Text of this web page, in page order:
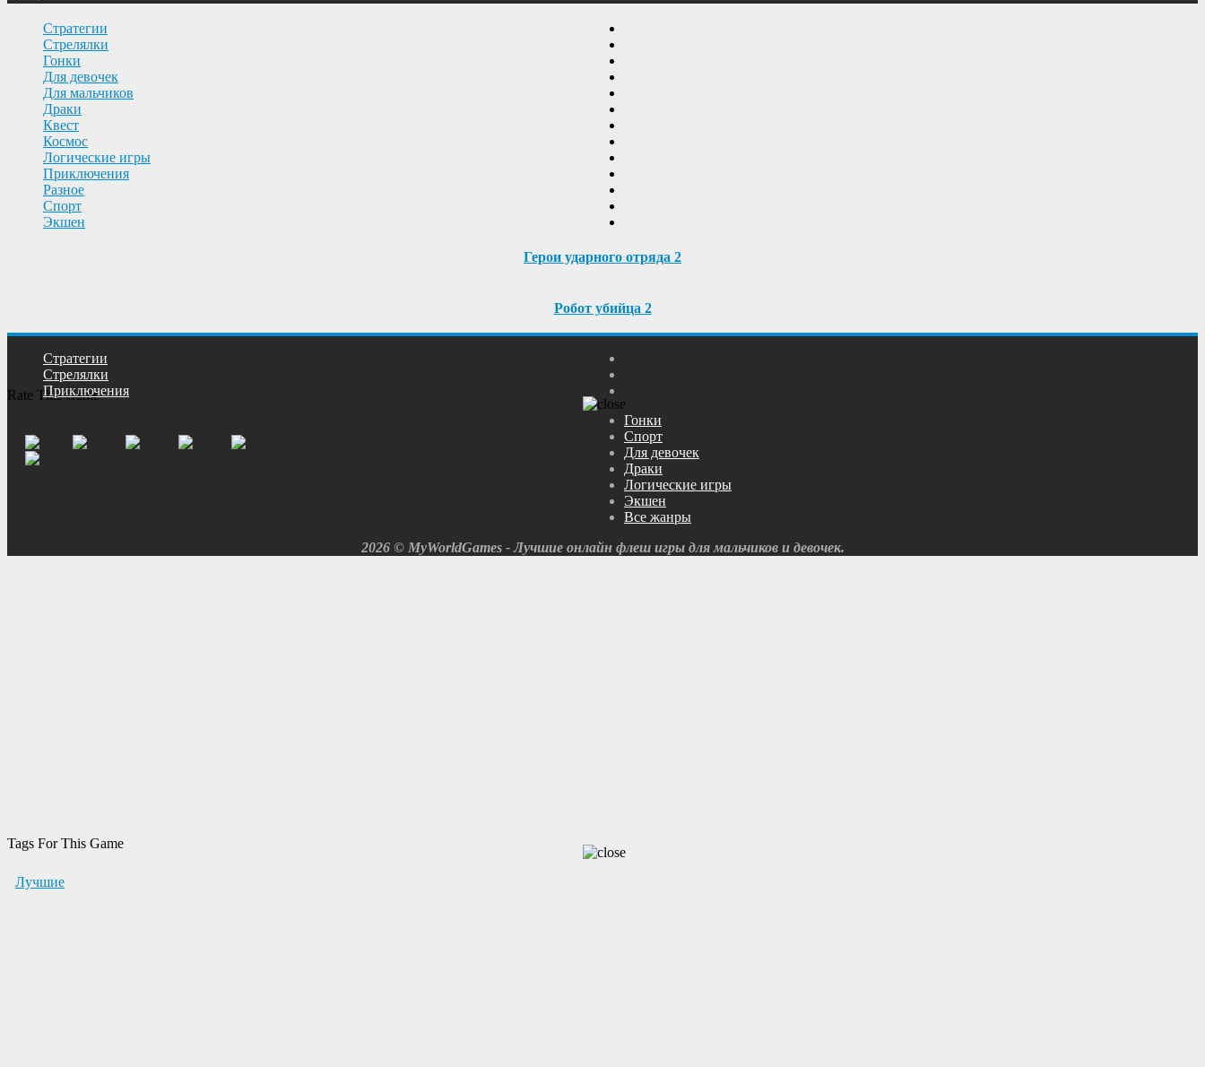
Rate This Game
Tags For This Game
Лучшие
Cтратегии
Cтрелялки
Гонки
Для девочек
Для мальчиков
Драки
Квест
Космос
Логические игры
Приключения
Разное
Спорт
Экшен
Герои ударного отряда 2
Робот убийца 2
Cтратегии
Cтрелялки
Приключения
Гонки
Спорт
Для девочек
Драки
Логические игры
Экшен
Все жанры
2026 © MyWorldGames - Лучшие онлайн флеш игры для мальчиков и девочек.